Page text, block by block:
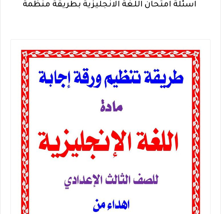
اسئلة امتحان اللغة الانجليزية بطريقة منظمة